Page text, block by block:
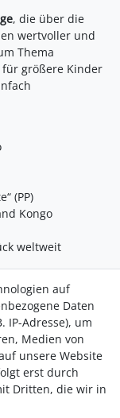
, die über die
wertvoller und
Thema
für größere Kinder
(PP)
Kongo
weltweit
Luftballons)
mit
individuell
auf
Daten
IP-Adresse), um
Medien von
unsere Website
erst durch
Dritten, die wir in